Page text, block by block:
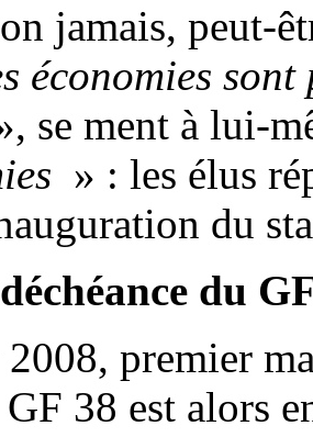
jamais, peut-
économies sont
se ment à lui-
» : les élus
du
du
premier
38 est alors